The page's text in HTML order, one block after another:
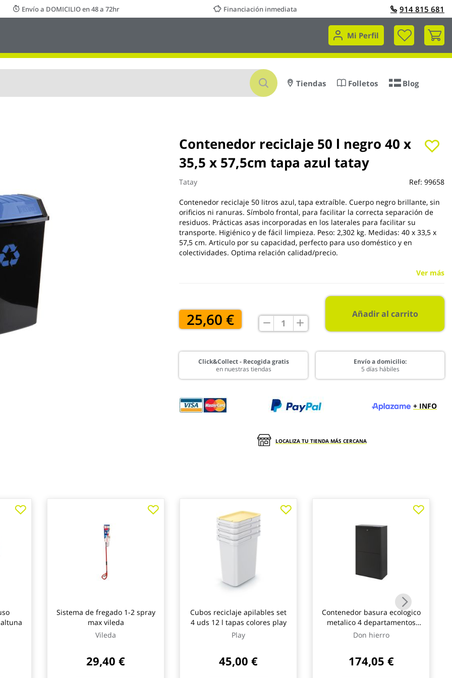
Envío a DOMICILIO en 48 a 72hr Financiación inmediata 914 815 681
Mi Perfil
Mi
Buscar
Tiendas Folletos Blog
Contenedor reciclaje 50 l negro 40 x
35,5 x 57,5cm tapa azul tatay
Tatay Ref: 99658
Contenedor reciclaje 50 litros azul, tapa extraíble. Cuerpo negro brillante, sin
orificios ni ranuras. Símbolo frontal, para facilitar la correcta separación de
residuos. Prácticas asas incorporadas en los laterales para facilitar su
transporte. Higiénico y de fácil limpieza. Peso: 2,302 kg. Medidas: 40 x 33,5 x
57,5 cm. Articulo por su capacidad, perfecto para uso doméstico y en
colectividades. Optima relación calidad/precio.
Ver más
25,60 € Añadir al carrito
Click&Collect - Recogida gratis
en nuestras tiendas
Envío a domicilio:
5 días hábiles
+ INFO
LOCALIZA TU TIENDA MÁS CERCANA
Sistema de fregado 1-2 spray
max vileda
Vileda
29,40 €
Cubos reciclaje apilables set
4 uds 12 l tapas colores play
Play
45,00 €
Contenedor basura ecologico
metalico 4 departamentos
negro don hierro
Don hierro
174,05 €